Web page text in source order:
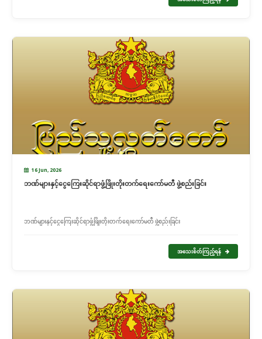
16 Jun, 2026
ဘဏ်များနှင့်ငွေကြေးဆိုင်ရာဖွံ့ဖြိုးတိုးတက်ရေးကော်မတီ ဖွဲ့စည်းခြင်း
ဘဏ်များနှင့်ငွေကြေးဆိုင်ရာဖွံ့ဖြိုးတိုးတက်ရေးကော်မတီ ဖွဲ့စည်းခြင်း
အသေးစိတ်ကြည့်ရန်